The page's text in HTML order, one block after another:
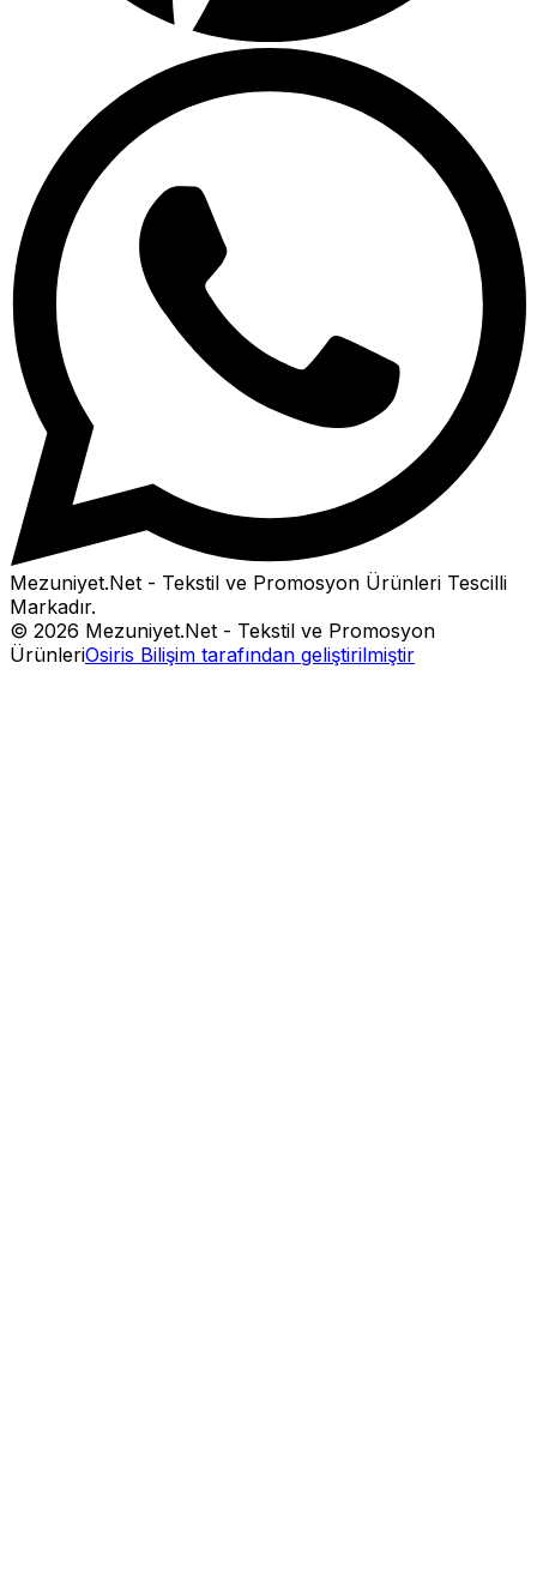
Mezuniyet.Net - Tekstil ve Promosyon Ürünleri Tescilli
Markadır.
© 2026 Mezuniyet.Net - Tekstil ve Promosyon
ÜrünleriOsiris Bilişim tarafından geliştirilmiştir